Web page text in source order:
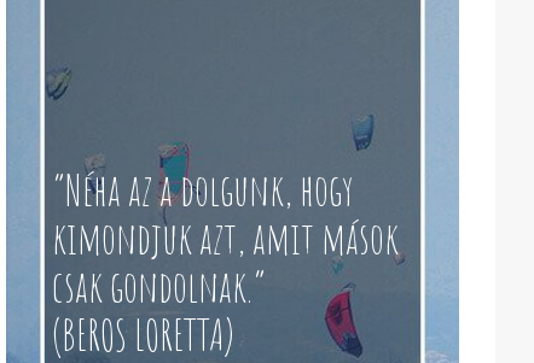
“Néha az a dolgunk, hogy
kimondjuk azt, amit mások
csak gondolnak.”
(BEROS LORETTA)